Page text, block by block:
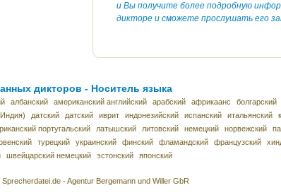
и Вы получите более подробную
дикторе и сможете прослушать его
дикторов - Носитель языка
албанский американский английский арабский африкаанс болгарский
датский датский иврит индонезийский испанский итальянский
португальский латышский литовский немецкий норвежский
турецкий украинский финский фламандский французский
швейцарский немецкий эстонский японский
- Agentur Bergemann und Willer GbR